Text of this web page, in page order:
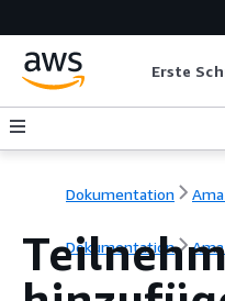
Erste
Dokumentation
Dokumentation